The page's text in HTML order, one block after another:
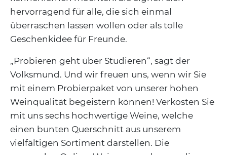
hervorragend für alle, die sich einmal
überraschen lassen wollen oder als tolle
Geschenkidee für Freunde.
„Probieren geht über Studieren“, sagt der
Volksmund. Und wir freuen uns, wenn wir Sie
mit einem Probierpaket von unserer hohen
Weinqualität begeistern können! Verkosten Sie
mit uns sechs hochwertige Weine, welche
einen bunten Querschnitt aus unserem
vielfältigen Sortiment darstellen. Die